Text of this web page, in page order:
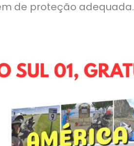
de proteção adequada.